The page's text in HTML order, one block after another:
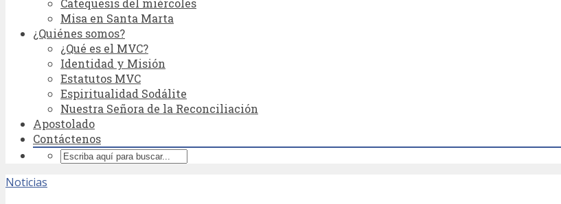
Catequesis del miércoles
Misa en Santa Marta
¿Quiénes somos?
¿Qué es el MVC?
Identidad y Misión
Estatutos MVC
Espiritualidad Sodálite
Nuestra Señora de la Reconciliación
Apostolado
Contáctenos
Noticias